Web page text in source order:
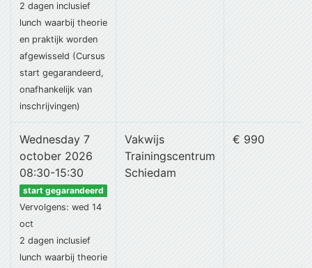
2 dagen inclusief
lunch waarbij theorie
en praktijk worden
afgewisseld (Cursus
start gegarandeerd,
onafhankelijk van
inschrijvingen)
Wednesday 7
october 2026
08:30-15:30
start gegarandeerd
Vervolgens: wed 14
oct
2 dagen inclusief
lunch waarbij theorie
Vakwijs
Trainingscentrum
Schiedam
€ 990